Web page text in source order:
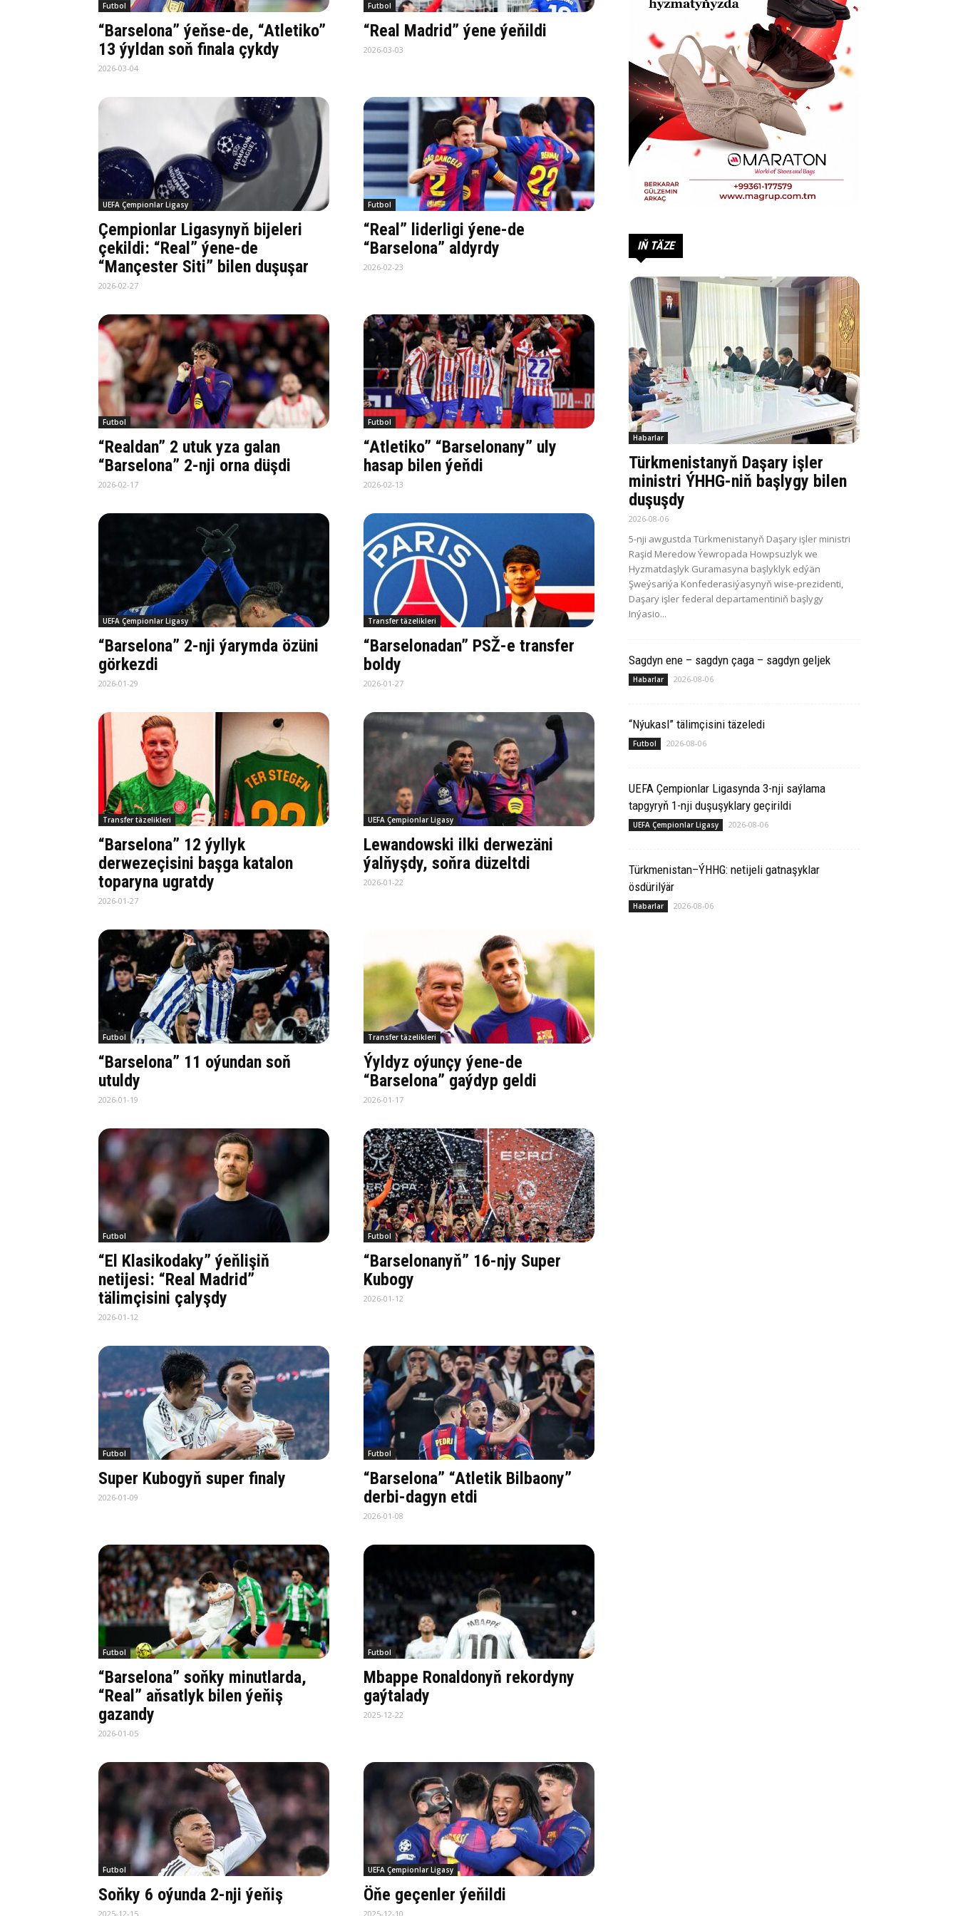
Futbol
“Barselona” ýeňse-de, “Atletiko”
13 ýyldan soň finala çykdy
2026-03-04
Futbol
“Real Madrid” ýene ýeňildi
2026-03-03
UEFA Çempionlar Ligasy
Çempionlar Ligasynyň bijeleri
çekildi: “Real” ýene-de
“Mançester Siti” bilen duşuşar
2026-02-27
Futbol
“Real” liderligi ýene-de
“Barselona” aldyrdy
2026-02-23
Futbol
“Realdan” 2 utuk yza galan
“Barselona” 2-nji orna düşdi
2026-02-17
Futbol
“Atletiko” “Barselonany” uly
hasap bilen ýeňdi
2026-02-13
UEFA Çempionlar Ligasy
“Barselona” 2-nji ýarymda özüni
görkezdi
2026-01-29
Transfer täzelikleri
“Barselonadan” PSŽ-e transfer
boldy
2026-01-27
Transfer täzelikleri
“Barselona” 12 ýyllyk
derwezeçisini başga katalon
toparyna ugratdy
2026-01-27
UEFA Çempionlar Ligasy
Lewandowski ilki derwezäni
ýalňyşdy, soňra düzeltdi
2026-01-22
Futbol
“Barselona” 11 oýundan soň
utuldy
2026-01-19
Transfer täzelikleri
Ýyldyz oýunçy ýene-de
“Barselona” gaýdyp geldi
2026-01-17
Futbol
“El Klasikodaky” ýeňlişiň
netijesi: “Real Madrid”
tälimçisini çalyşdy
2026-01-12
Futbol
“Barselonanyň” 16-njy Super
Kubogy
2026-01-12
Futbol
Super Kubogyň super finaly
2026-01-09
Futbol
“Barselona” “Atletik Bilbaony”
derbi-dagyn etdi
2026-01-08
Futbol
“Barselona” soňky minutlarda,
“Real” aňsatlyk bilen ýeňiş
gazandy
2026-01-05
Futbol
Mbappe Ronaldonyň rekordyny
gaýtalady
2025-12-22
Futbol
Soňky 6 oýunda 2-nji ýeňiş
2025-12-15
UEFA Çempionlar Ligasy
Öňe geçenler ýeňildi
2025-12-10
IŇ TÄZE
Habarlar
Türkmenistanyň Daşary işler
ministri ÝHHG-niň başlygy bilen
duşuşdy
2026-08-06
5-nji awgustda Türkmenistanyň Daşary işler ministri
Raşid Meredow Ýewropada Howpsuzlyk we
Hyzmatdaşlyk Guramasyna başlyklyk edýän
Şweýsariýa Konfederasiýasynyň wise-prezidenti,
Daşary işler federal departamentiniň başlygy
Inýasio...
Sagdyn ene – sagdyn çaga – sagdyn geljek
Habarlar 2026-08-06
“Nýukasl” tälimçisini täzeledi
Futbol 2026-08-06
UEFA Çempionlar Ligasynda 3-nji saýlama
tapgyryň 1-nji duşuşyklary geçirildi
UEFA Çempionlar Ligasy 2026-08-06
Türkmenistan–ÝHHG: netijeli gatnaşyklar
ösdürilýär
Habarlar 2026-08-06